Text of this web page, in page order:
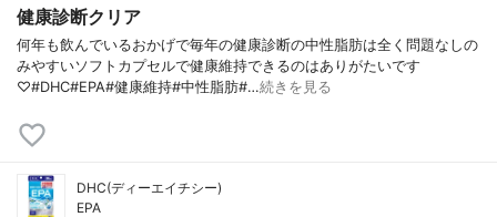
健康診断クリア
何年も飲んでいるおかげで毎年の健康診断の中性脂肪は全く問題なしの
みやすいソフトカプセルで健康維持できるのはありがたいです
♡#DHC#EPA#健康維持#中性脂肪#…続きを見る
DHC(ディーエイチシー)
EPA